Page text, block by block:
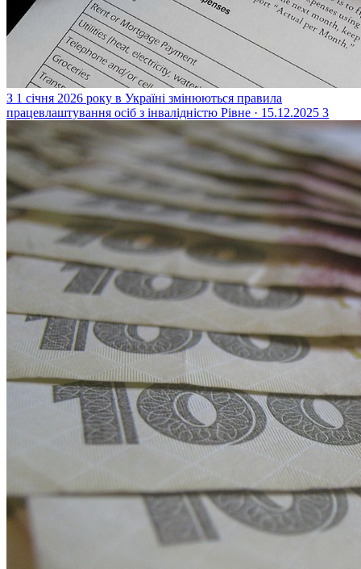
З 1 січня 2026 року в Україні змінюються правила
працевлаштування осіб з інвалідністю Рівне · 15.12.2025 3